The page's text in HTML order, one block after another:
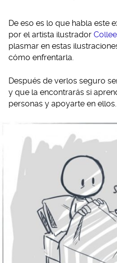
De eso es lo que habla este
por el artista ilustrador
plasmar en estas
cómo enfrentarla.
Después de verlos seguro
y que la encontrarás si
personas y apoyarte en